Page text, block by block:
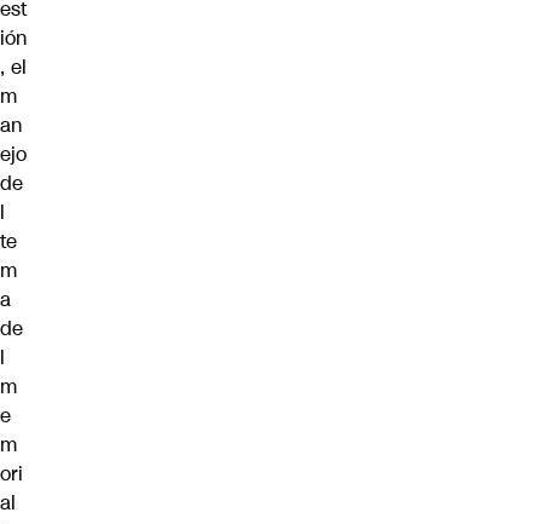
est
ión
, el
m
an
ejo
de
l
te
m
a
de
l
m
e
m
ori
al